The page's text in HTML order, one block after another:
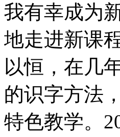
我有幸成为
地走进新课
以恒，在几
的识字方法
特色教学。